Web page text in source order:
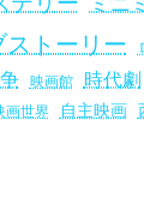
ストーリー
映画館 時代劇
世界
自主映画